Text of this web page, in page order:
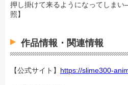
押し掛けて来るようになってしま
照】
作品情報・関連情報
【公式サイト】 https://slime300-